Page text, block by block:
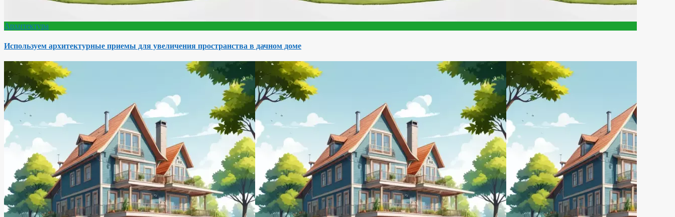
Архитектура
Используем архитектурные приемы для увеличения пространства в дачном доме